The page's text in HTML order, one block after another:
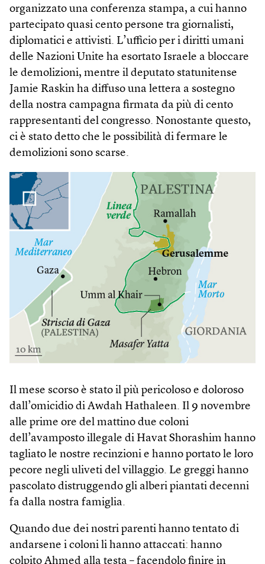
organizzato una conferenza stampa, a cui hanno
partecipato quasi cento persone tra giornalisti,
diplomatici e attivisti. L’ufficio per i diritti umani
delle Nazioni Unite ha esortato Israele a bloccare
le demolizioni, mentre il deputato statunitense
Jamie Raskin ha diffuso una lettera a sostegno
della nostra campagna firmata da più di cento
rappresentanti del congresso. Nonostante questo,
ci è stato detto che le possibilità di fermare le
demolizioni sono scarse.
Il mese scorso è stato il più pericoloso e doloroso
dall’omicidio di Awdah Hatha­leen. Il 9 novembre
alle prime ore del mattino due coloni
dell’avamposto illegale di Havat Shorashim hanno
tagliato le nostre recinzioni e hanno portato le loro
pecore negli uliveti del villaggio. Le greggi hanno
pascolato distruggendo gli alberi piantati decenni
fa dalla nostra famiglia.
Quando due dei nostri parenti hanno tentato di
andarsene i coloni li hanno attaccati: hanno
colpito Ahmed alla testa – facendolo finire in